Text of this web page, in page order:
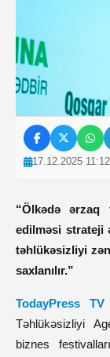
17.12.2025 11:12
“Ölkədə ərzaq
edilməsi strateji
təhlükəsizliyi
saxlanılır.”
TodayPress TV
Təhlükəsizliyi
biznes